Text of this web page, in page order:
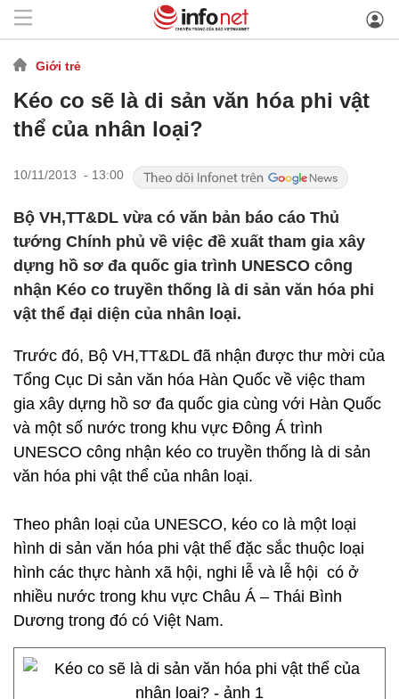
Giới trẻ
Kéo co sẽ là di sản văn hóa phi vật
thể của nhân loại?
10/11/2013 - 13:00
Bộ VH,TT&DL vừa có văn bản báo cáo Thủ
tướng Chính phủ về việc đề xuất tham gia xây
dựng hồ sơ đa quốc gia trình UNESCO công
nhận Kéo co truyền thống là di sản văn hóa phi
vật thể đại diện của nhân loại.
Trước đó, Bộ VH,TT&DL đã nhận được thư mời của
Tổng Cục Di sản văn hóa Hàn Quốc về việc tham
gia xây dựng hồ sơ đa quốc gia cùng với Hàn Quốc
và một số nước trong khu vực Đông Á trình
UNESCO công nhận kéo co truyền thống là di sản
văn hóa phi vật thể của nhân loại.
Theo phân loại của UNESCO, kéo co là một loại
hình di sản văn hóa phi vật thể đặc sắc thuộc loại
hình các thực hành xã hội, nghi lễ và lễ hội có ở
nhiều nước trong khu vực Châu Á – Thái Bình
Dương trong đó có Việt Nam.